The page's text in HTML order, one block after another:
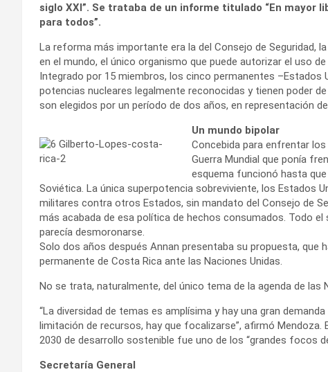
siglo XXI”. Se trataba de un informe titulado “En mayor
para todos”.
La reforma más importante era la del Consejo de Seguridad,
en el mundo, el único organismo que puede autorizar el uso
Integrado por 15 miembros, los cinco permanentes –Estados
potencias nucleares legalmente reconocidas y tienen poder
son elegidos por un período de dos años, en representación
Un mundo bipolar
Concebida para enfrentar
Guerra Mundial que ponía
esquema funcionó hasta
Soviética. La única superpotencia sobreviviente, los Estados
militares contra otros Estados, sin mandato del Consejo de
más acabada de esa política de hechos consumados. Todo
parecía desmoronarse.
Solo dos años después Annan presentaba su propuesta, que
permanente de Costa Rica ante las Naciones Unidas.
No se trata, naturalmente, del único tema de la agenda de las
“La diversidad de temas es amplísima y hay una gran
limitación de recursos, hay que focalizarse”, afirmó
2030 de desarrollo sostenible fue uno de los “grandes focos
Secretaría General